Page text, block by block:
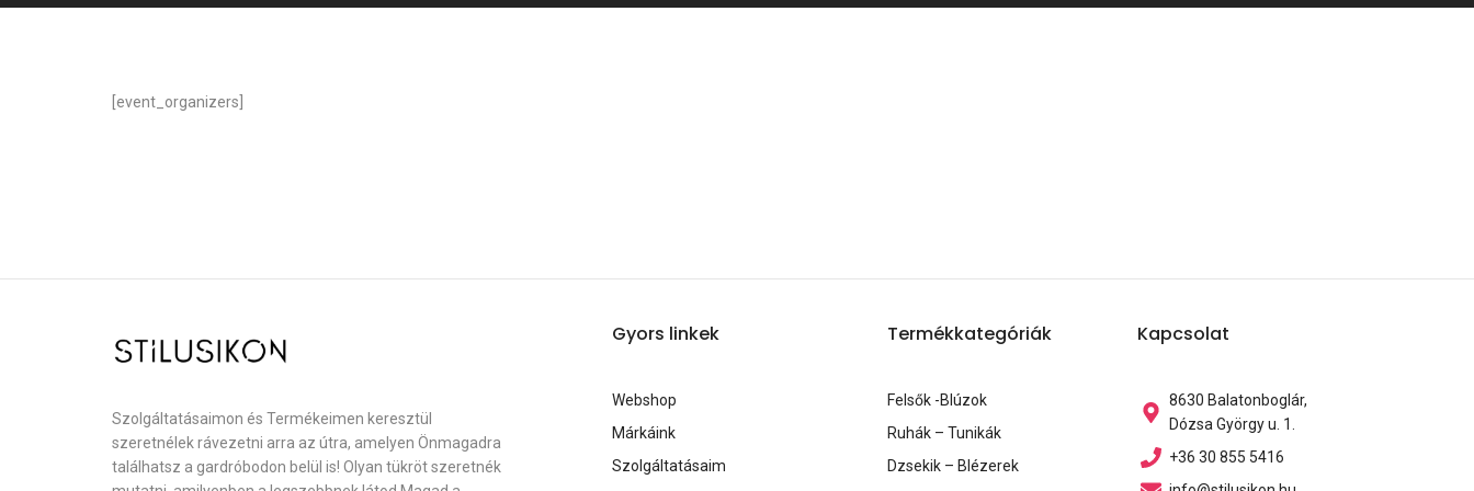
[event_organizers]
Szolgáltatásaimon és Termékeimen keresztül
szeretnélek rávezetni arra az útra, amelyen Önmagadra
találhatsz a gardróbodon belül is! Olyan tükröt szeretnék
Gyors linkek
Webshop
Márkáink
Szolgáltatásaim
Termékkategóriák
Felsők -Blúzok
Ruhák – Tunikák
Dzsekik – Blézerek
Kapcsolat
8630 Balatonboglár,
Dózsa György u. 1.
+36 30 855 5416